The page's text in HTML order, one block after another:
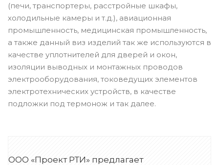
(печи, транспортеры, расстройные шкафы,
холодильные камеры и т.д.), авиационная
промышленность, медицинская промышленность,
а также данный виз изделий так же используются в
качестве уплотнителей для дверей и окон,
изоляции выводных и монтажных проводов
электрооборудования, токоведущих элементов
электротехнических устройств, в качестве
подложки под термонож и так далее.
ООО «Проект РТИ» предлагает